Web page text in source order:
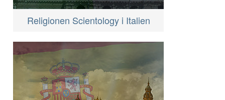
Religionen Scientology i Italien